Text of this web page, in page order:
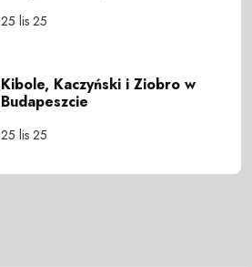
25 lis 25
Kibole, Kaczyński i Ziobro w
Budapeszcie
25 lis 25